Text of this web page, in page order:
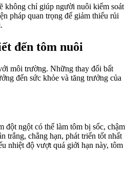
không chỉ giúp người nuôi kiểm soát
pháp quan trọng để giảm thiểu rủi
đến tôm nuôi
môi trường. Những thay đổi bất
đến sức khỏe và tăng trưởng của
đột ngột có thể làm tôm bị sốc, chậm
trắng, chẳng hạn, phát triển tốt nhất
nhiệt độ vượt quá giới hạn này, tôm